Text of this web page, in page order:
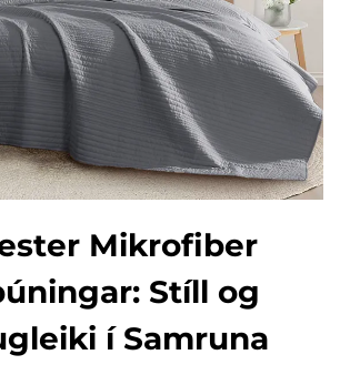
Mikrofiber
Stíll og
í Samruna